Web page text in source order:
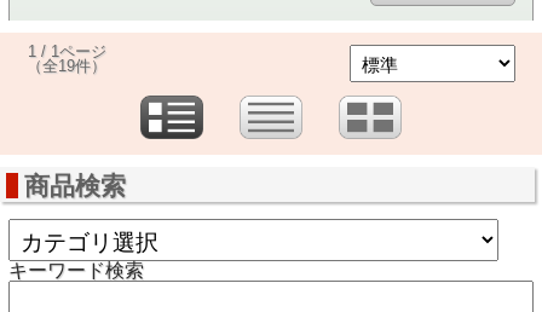
1 / 1ページ
（全19件）
商品検索
キーワード検索